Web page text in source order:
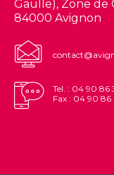
Gaulle), Zone de
84000 Avignon
Tel. : 04 90 86
Fax : 04 90 86